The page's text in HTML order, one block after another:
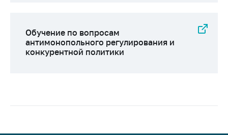
Обучение по вопросам
антимонопольного регулирования и
конкурентной политики